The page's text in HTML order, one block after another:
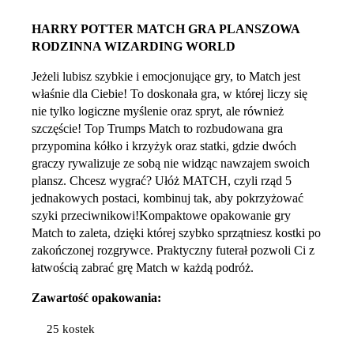
HARRY POTTER MATCH GRA PLANSZOWA
RODZINNA WIZARDING WORLD
Jeżeli lubisz szybkie i emocjonujące gry, to Match jest
właśnie dla Ciebie! To doskonała gra, w której liczy się
nie tylko logiczne myślenie oraz spryt, ale również
szczęście! Top Trumps Match to rozbudowana gra
przypomina kółko i krzyżyk oraz statki, gdzie dwóch
graczy rywalizuje ze sobą nie widząc nawzajem swoich
plansz. Chcesz wygrać? Ułóż MATCH, czyli rząd 5
jednakowych postaci, kombinuj tak, aby pokrzyżować
szyki przeciwnikowi!Kompaktowe opakowanie gry
Match to zaleta, dzięki której szybko sprzątniesz kostki po
zakończonej rozgrywce. Praktyczny futerał pozwoli Ci z
łatwością zabrać grę Match w każdą podróż.
Zawartość opakowania:
25 kostek